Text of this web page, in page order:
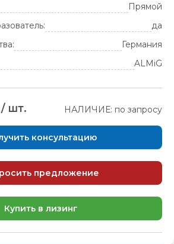
Прямой
да
Германия
ALMiG
/ шт. НАЛИЧИЕ: по запросу
консультацию
предложение
Купить в лизинг